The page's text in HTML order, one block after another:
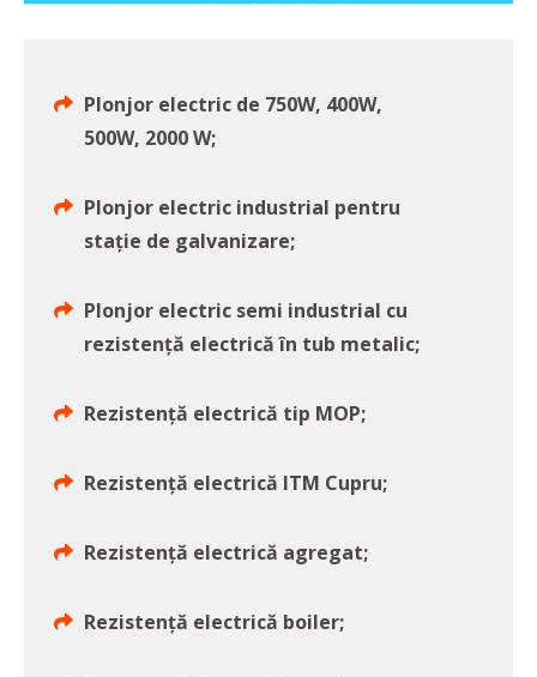
Plonjor electric de 750W, 400W,
500W, 2000 W;
Plonjor electric industrial pentru
stație de galvanizare;
Plonjor electric semi industrial cu
rezistență electrică în tub metalic;
Rezistență electrică tip MOP;
Rezistență electrică ITM Cupru;
Rezistență electrică agregat;
Rezistență electrică boiler;